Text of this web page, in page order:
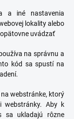
a iné nastavenia
lokality alebo
uvádzať
na správnu a
kód sa spustí na
webstránke, ktorý
webstránky. Aby k
sa ukladajú rôzne